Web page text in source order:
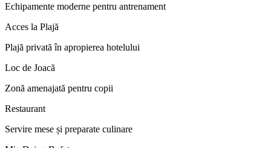
Echipamente moderne pentru antrenament
Acces la Plajă
Plajă privată în apropierea hotelului
Loc de Joacă
Zonă amenajată pentru copii
Restaurant
Servire mese și preparate culinare